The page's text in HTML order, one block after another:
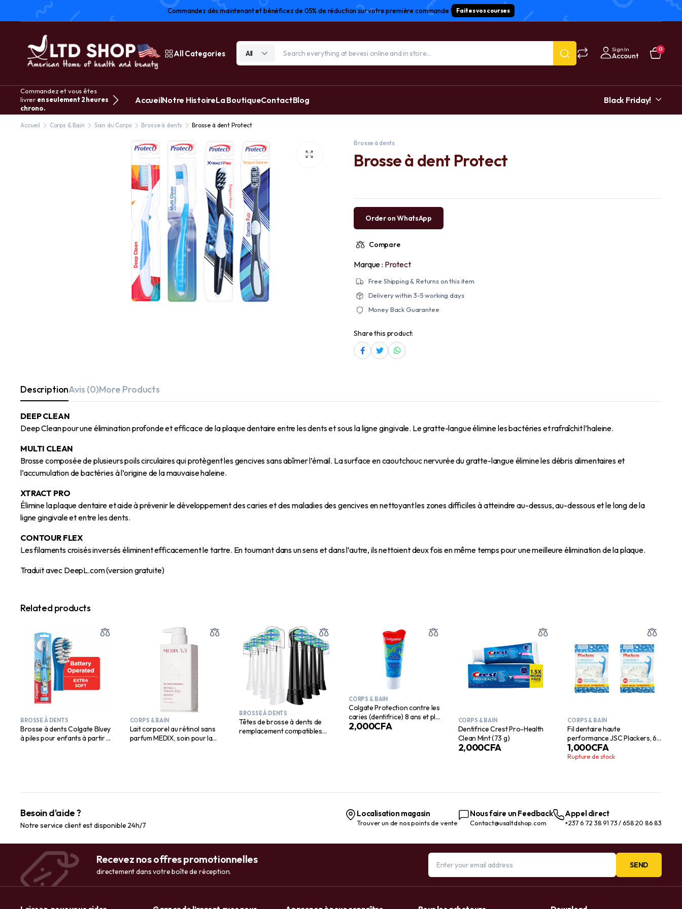
Commandez dès maintenant et bénéficez de 05% de réduction sur votre première commande ! Faites vos courses
All Categories All Sign In
Account
0
Commandez et vous êtes
livrer en seulement 2 heures
chrono.
AccueilNotre HistoireLa BoutiqueContactBlog Black Friday!
Accueil Corps & Bain Soin du Corps Brosse à dents Brosse à dent Protect
Brosse à dents
Brosse à dent Protect
Order on WhatsApp
Compare
Marque : Protect
Free Shipping & Returns on this item
Delivery within 3-5 working days
Money Back Guarantee
Share this product:
DescriptionAvis (0)More Products
DEEP CLEAN
Deep Clean pour une élimination profonde et efficace de la plaque dentaire entre les dents et sous la ligne gingivale. Le gratte-langue élimine les bactéries et rafraîchit l’haleine.
MULTI CLEAN
Brosse composée de plusieurs poils circulaires qui protègent les gencives sans abîmer l’émail. La surface en caoutchouc nervurée du gratte-langue élimine les débris alimentaires et
l’accumulation de bactéries à l’origine de la mauvaise haleine.
XTRACT PRO
Élimine la plaque dentaire et aide à prévenir le développement des caries et des maladies des gencives en nettoyant les zones difficiles à atteindre au-dessus, au-dessous et le long de la
ligne gingivale et entre les dents.
CONTOUR FLEX
Les filaments croisés inversés éliminent efficacement le tartre. En tournant dans un sens et dans l’autre, ils nettoient deux fois en même temps pour une meilleure élimination de la plaque.
Traduit avec DeepL.com (version gratuite)
Related products
BROSSE À DENTS
Brosse à dents Colgate Bluey
à piles pour enfants à partir de
CORPS & BAIN
Lait corporel au rétinol sans
parfum MEDIX, soin pour la
BROSSE À DENTS
Têtes de brosse à dents de
remplacement compatibles
CORPS & BAIN
Colgate Protection contre les
caries (dentifrice) 8 ans et plus
– 99 g
2,000CFA CORPS & BAIN
Dentifrice Crest Pro-Health
Clean Mint (73 g)
2,000CFA
CORPS & BAIN
Fil dentaire haute
performance JSC Plackers, 60
pièces, idéal pour les dents
serrées, extra résistant, non
bactéries, élimine les films
1,000CFA
Rupture de stock
Besoin d'aide ?
Notre service client est disponible 24h/7
Localisation magasin
Trouver un de nos points de vente
Nous faire un Feedback
Contact@usaltdshop.com
Appel direct
+237 6 72 38 91 73 / 658 20 86 83
Recevez nos offres promotionnelles
directement dans votre boîte de réception.
SEND